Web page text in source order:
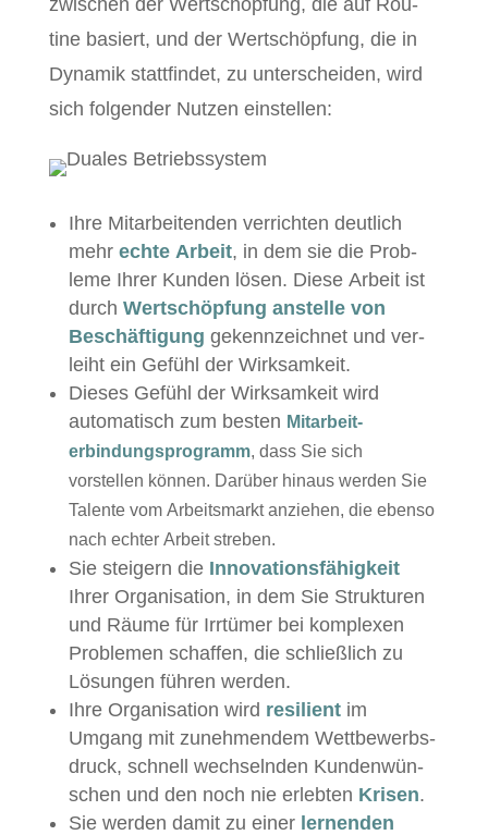
zwis­chen der Wertschöp­fung, die auf Rou­
tine basiert, und der Wertschöp­fung, die in
Dynamik stat­tfind­et, zu unter­schei­den, wird
sich fol­gen­der Nutzen einstellen:
Ihre Mitar­bei­t­en­den ver­richt­en deut­lich
mehr echte Arbeit, in dem sie die Prob­
leme Ihrer Kun­den lösen. Diese Arbeit ist
durch Wertschöp­fung anstelle von
Beschäf­ti­gung gekennze­ich­net und ver­
lei­ht ein Gefühl der Wirksamkeit.
Dieses Gefühl der Wirk­samkeit wird
automa­tisch zum besten Mitar­beit­
erbindung­spro­gramm, dass Sie sich
vorstellen kön­nen. Darüber hin­aus wer­den Sie
Tal­ente vom Arbeits­markt anziehen, die eben­so
nach echter Arbeit streben.
Sie steigern die Inno­va­tions­fähigkeit
Ihrer Organ­i­sa­tion, in dem Sie Struk­turen
und Räume für Irrtümer bei kom­plex­en
Prob­le­men schaf­fen, die schließlich zu
Lösun­gen führen werden.
Ihre Organ­i­sa­tion wird resilientim
Umgang mit zunehmen­dem Wet­tbe­werb­s­
druck, schnell wech­sel­nden Kun­den­wün­
schen und den noch nie erlebten Krisen.
Sie wer­den damit zu ein­er ler­nen­den